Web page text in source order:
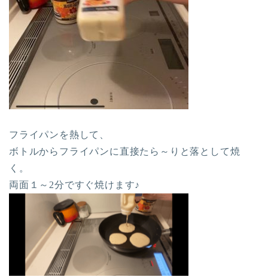
フライパンを熱して、
ボトルからフライパンに直接たら～りと落として焼
く。
両面１～2分ですぐ焼けます♪